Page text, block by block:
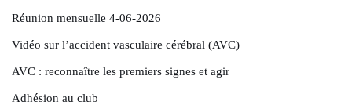
Réunion mensuelle 4-06-2026
Vidéo sur l’accident vasculaire cérébral (AVC)
AVC : reconnaître les premiers signes et agir
Adhésion au club